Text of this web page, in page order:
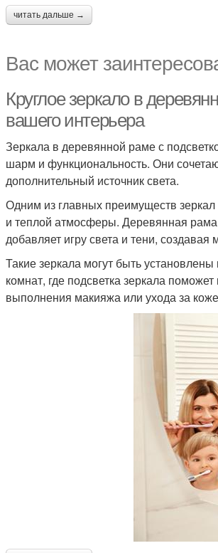
читать дальше →
Вас может
Круглое зеркало в
вашего интерьера
Зеркала в деревянной раме с
шарм и функциональность. Они
дополнительный источник света.
Одним из главных преимуществ
и теплой атмосферы. Деревянная рама
добавляет игру света и тени,
Такие зеркала могут быть
комнат, где подсветка зеркала
выполнения макияжа или ухода за